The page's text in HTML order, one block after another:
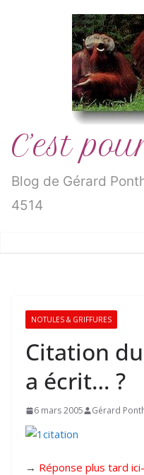
C’est
Blog de Gérard
4514
NOTULES & GRIFFURES
Citation
a écrit… ?
6 mars 2005 Gérard
→ Réponse plus tard